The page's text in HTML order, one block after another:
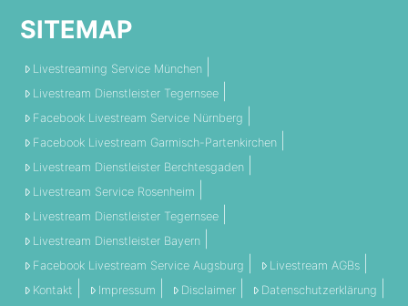
SITEMAP
Livestreaming Service München
Livestream Dienstleister Tegernsee
Facebook Livestream Service Nürnberg
Facebook Livestream Garmisch-Partenkirchen
Livestream Dienstleister Berchtesgaden
Livestream Service Rosenheim
Livestream Dienstleister Tegernsee
Livestream Dienstleister Bayern
Facebook Livestream Service Augsburg
Livestream AGBs
Kontakt
Impressum Disclaimer
Datenschutzerklärung